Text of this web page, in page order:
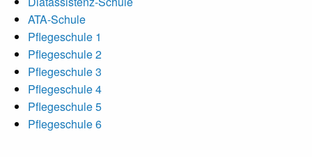
ATA-Schule
Pflegeschule 1
Pflegeschule 2
Pflegeschule 3
Pflegeschule 4
Pflegeschule 5
Pflegeschule 6